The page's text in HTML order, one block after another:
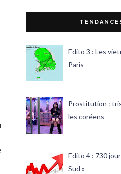
Edito 3 : Les
Paris
Prostitution :
les coréens
Edito 4 : 730
Sud »